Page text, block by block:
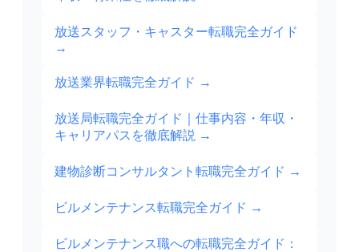
放送スタッフ・キャスター転職完全ガイド
→
放送業界転職完全ガイド →
放送局転職完全ガイド｜仕事内容・年収・
キャリアパスを徹底解説 →
建物診断コンサルタント転職完全ガイド →
ビルメンテナンス転職完全ガイド →
ビルメンテナンス職への転職完全ガイド：